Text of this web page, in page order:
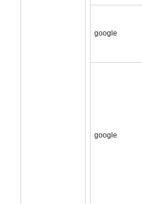
google
google